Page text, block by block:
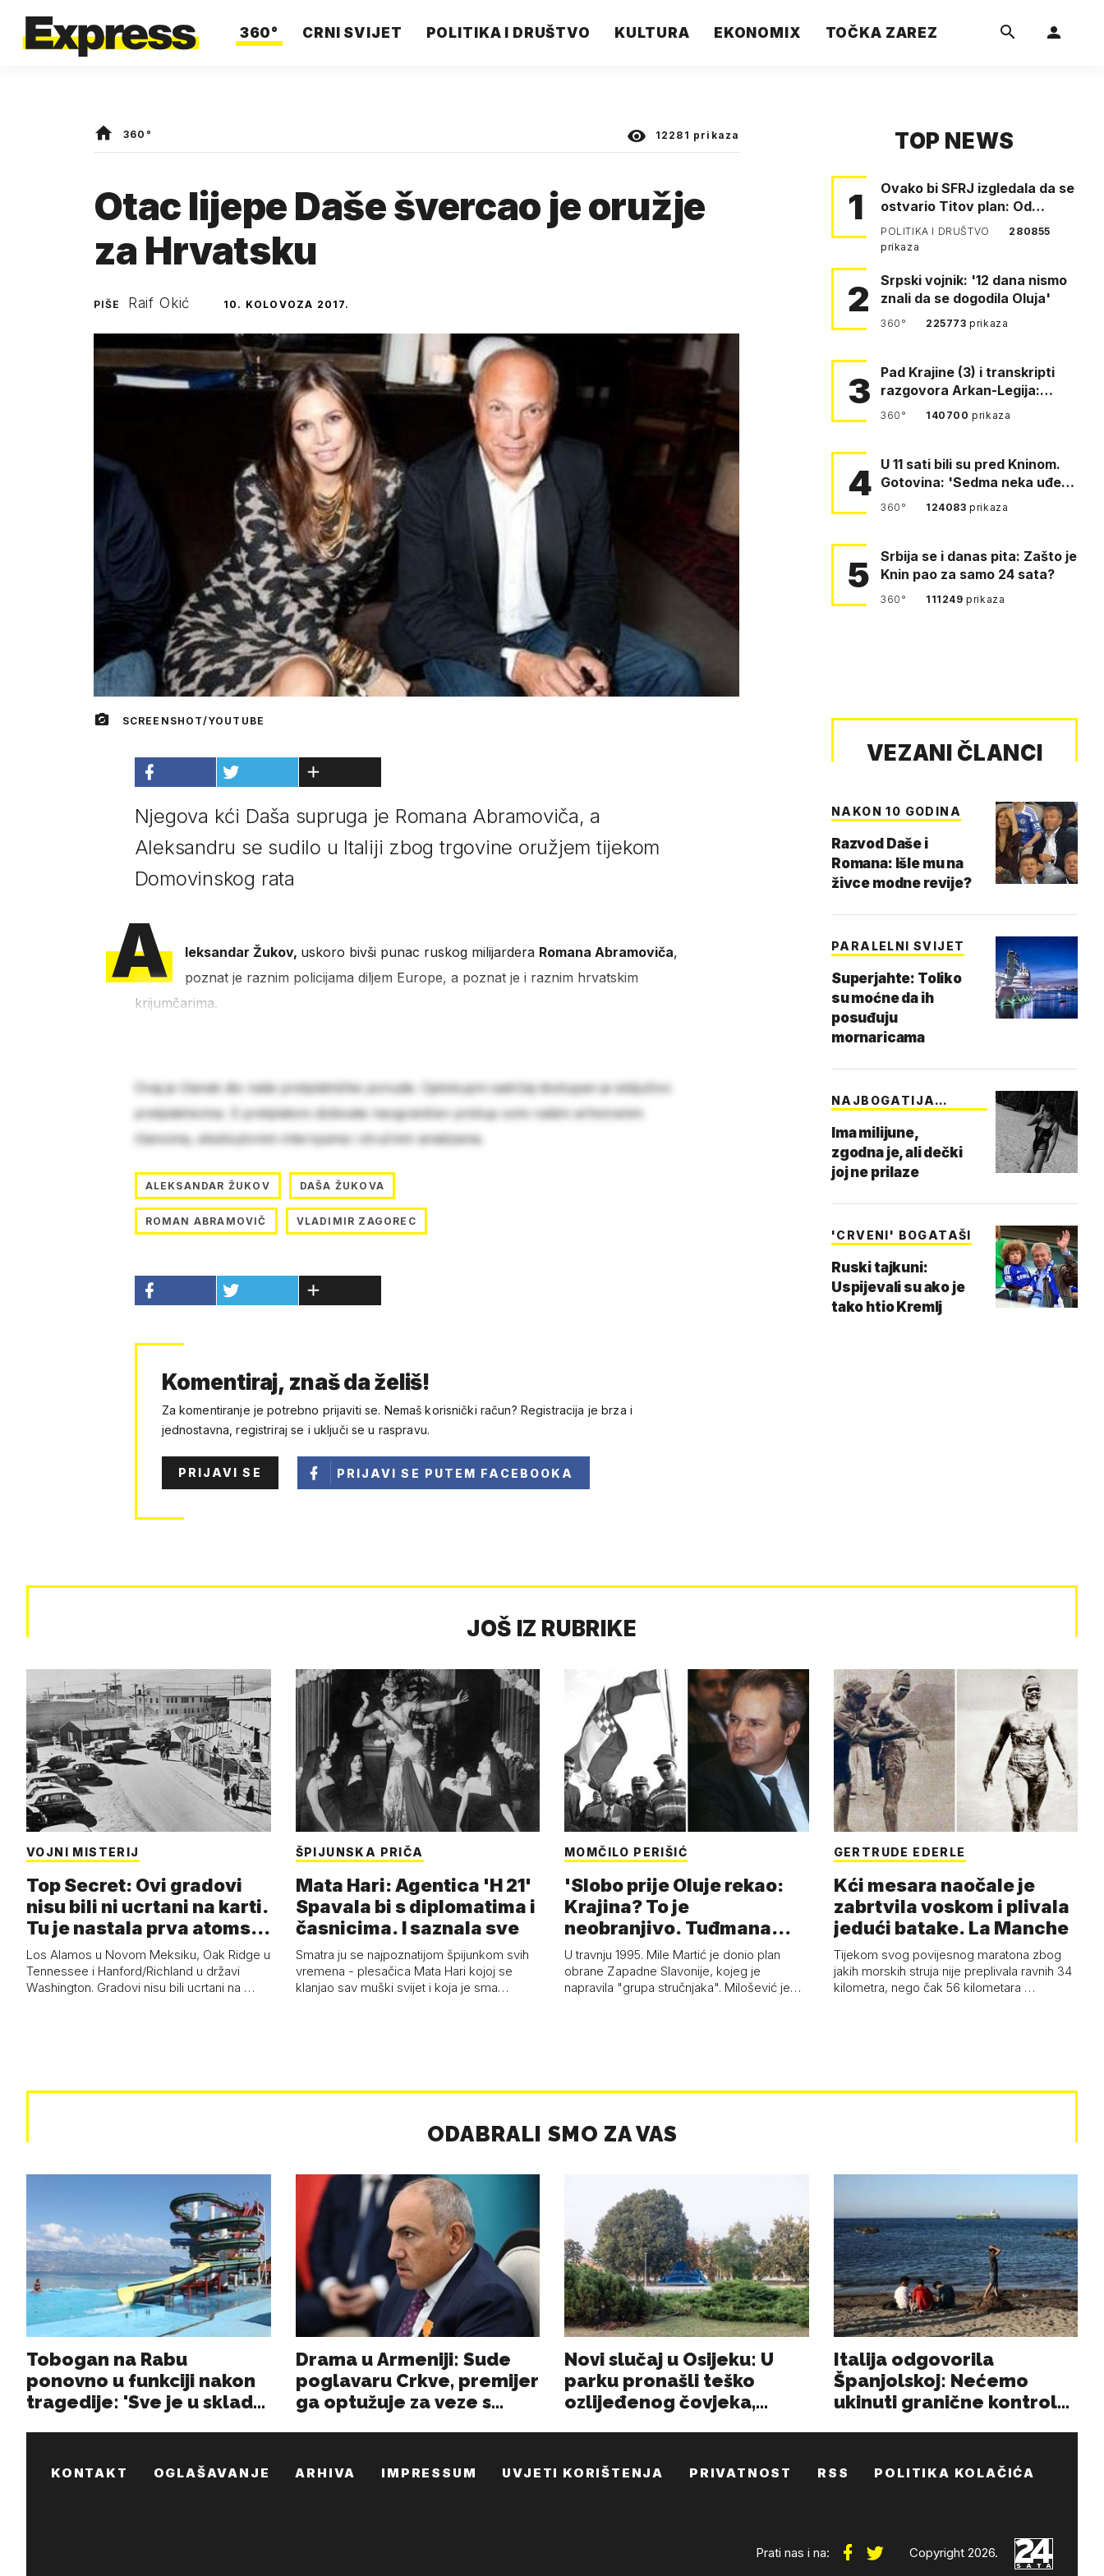
360° CRNI SVIJET POLITIKA I DRUŠTVO KULTURA EKONOMIX TOČKA ZAREZ
360° 12281 prikaza
Otac lijepe Daše švercao je oružje
za Hrvatsku
PIŠE Raif Okić 10. KOLOVOZA 2017.
SCREENSHOT/YOUTUBE
Njegova kći Daša supruga je Romana Abramoviča, a
Aleksandru se sudilo u Italiji zbog trgovine oružjem tijekom
Domovinskog rata
A leksandar Žukov, uskoro bivši punac ruskog milijardera Romana Abramoviča,
poznat je raznim policijama diljem Europe, a poznat je i raznim hrvatskim
krijumčarima.
Ovaj je članak dio naše pretplatničke ponude. Cjelokupni sadržaj dostupan je isključivo
pretplatnicima. S pretplatom dobivate neograničen pristup svim našim arhiviranim
člancima, ekskluzivnim intervjuima i stručnim analizama.
ALEKSANDAR ŽUKOV DAŠA ŽUKOVA
ROMAN ABRAMOVIČ VLADIMIR ZAGOREC
Komentiraj, znaš da želiš!
Za komentiranje je potrebno prijaviti se. Nemaš korisnički račun? Registracija je brza i
jednostavna, registriraj se i uključi se u raspravu.
PRIJAVI SE PRIJAVI SE PUTEM FACEBOOKA
TOP NEWS
1
Ovako bi SFRJ izgledala da se
ostvario Titov plan: Od
Klagenfurta do Istanbula!
POLITIKA I DRUŠTVO
280855
prikaza
2
Srpski vojnik: '12 dana nismo
znali da se dogodila Oluja'
360° 225773prikaza
3
Pad Krajine (3) i transkripti
razgovora Arkan-Legija:
'Čujem, prelazite ustašam…
360° 140700prikaza
4 U 11 sati bili su pred Kninom.
Gotovina: 'Sedma neka uđe,
4. gardijska neka g…
360° 124083prikaza
5
Srbija se i danas pita: Zašto je
Knin pao za samo 24 sata?
360° 111249prikaza
VEZANI ČLANCI
NAKON 10 GODINA
Razvod Daše i
Romana: Išle mu na
živce modne revije?
PARALELNI SVIJET
Superjahte: Toliko
su moćne da ih
posuđuju
mornaricama
NAJBOGATIJA
Ima milijune,
zgodna je, ali dečki
joj ne prilaze
'CRVENI' BOGATAŠI
Ruski tajkuni:
Uspijevali su ako je
tako htio Kremlj
JOŠ IZ RUBRIKE
VOJNI MISTERIJ
Top Secret: Ovi gradovi
nisu bili ni ucrtani na karti.
Tu je nastala prva atoms…
Los Alamos u Novom Meksiku, Oak Ridge u
Tennessee i Hanford/Richland u državi
Washington. Gradovi nisu bili ucrtani na …
ŠPIJUNSKA PRIČA
Mata Hari: Agentica 'H 21'
Spavala bi s diplomatima i
časnicima. I saznala sve
Smatra ju se najpoznatijom špijunkom svih
vremena - plesačica Mata Hari kojoj se
klanjao sav muški svijet i koja je sma…
MOMČILO PERIŠIĆ
'Slobo prije Oluje rekao:
Krajina? To je
neobranjivo. Tuđmana
zvao Krivousti'
U travnju 1995. Mile Martić je donio plan
obrane Zapadne Slavonije, kojeg je
napravila "grupa stručnjaka". Milošević je…
GERTRUDE EDERLE
Kći mesara naočale je
zabrtvila voskom i plivala
jedući batake. La Manche
Tijekom svog povijesnog maratona zbog
jakih morskih struja nije preplivala ravnih 34
kilometra, nego čak 56 kilometara …
KONTAKT OGLAŠAVANJE ARHIVA IMPRESSUM UVJETI KORIŠTENJA PRIVATNOST RSS POLITIKA KOLAČIĆA
Prati nas i na: Copyright 2026.